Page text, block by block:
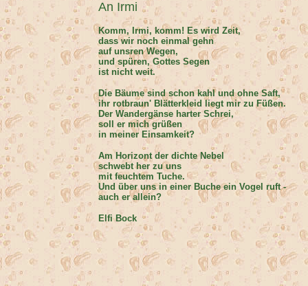
An Irmi
Komm, Irmi, komm! Es wird Zeit,
dass wir noch einmal gehn
auf unsren Wegen,
und spüren, Gottes Segen
ist nicht weit.
Die Bäume sind schon kahl und ohne Saft,
ihr rotbraun' Blätterkleid liegt mir zu Füßen.
Der Wandergänse harter Schrei,
soll er mich grüßen
in meiner Einsamkeit?
Am Horizont der dichte Nebel
schwebt her zu uns
mit feuchtem Tuche.
Und über uns in einer Buche ein Vogel ruft -
auch er allein?
Elfi Bock